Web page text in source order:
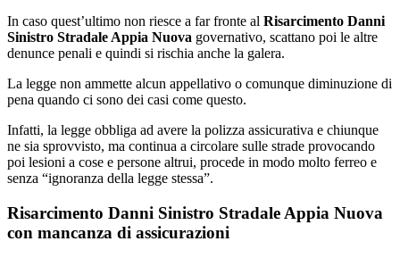
In caso quest’ultimo non riesce a far fronte al Risarcimento Danni
Sinistro Stradale Appia Nuova governativo, scattano poi le altre
denunce penali e quindi si rischia anche la galera.
La legge non ammette alcun appellativo o comunque diminuzione di
pena quando ci sono dei casi come questo.
Infatti, la legge obbliga ad avere la polizza assicurativa e chiunque
ne sia sprovvisto, ma continua a circolare sulle strade provocando
poi lesioni a cose e persone altrui, procede in modo molto ferreo e
senza “ignoranza della legge stessa”.
Risarcimento Danni Sinistro Stradale Appia Nuova
con mancanza di assicurazioni